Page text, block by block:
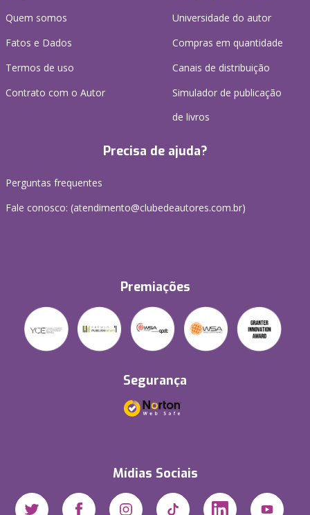
Quem somos
Fatos e Dados
Termos de uso
Contrato com o Autor
Universidade do autor
Compras em quantidade
Canais de distribuição
Simulador de publicação
de livros
Precisa de ajuda?
Perguntas frequentes
Fale conosco: (atendimento@clubedeautores.com.br)
Premiações
Segurança
Mídias Sociais